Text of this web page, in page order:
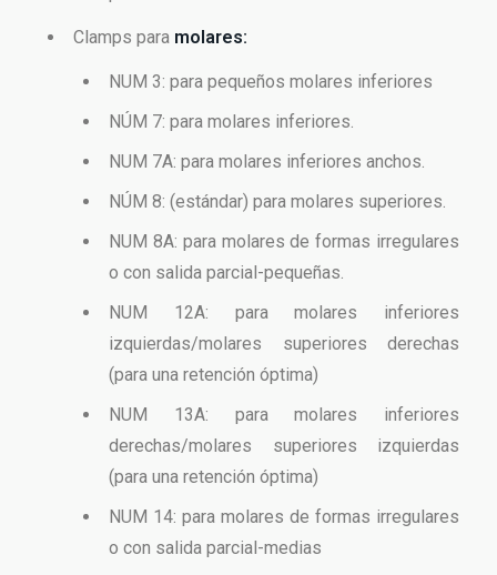
Clamps para molares:
NUM 3: para pequeños molares inferiores
NÚM 7: para molares inferiores.
NUM 7A: para molares inferiores anchos.
NÚM 8: (estándar) para molares superiores.
NUM 8A: para molares de formas irregulares
o con salida parcial-pequeñas.
NUM 12A: para molares inferiores
izquierdas/molares superiores derechas
(para una retención óptima)
NUM 13A: para molares inferiores
derechas/molares superiores izquierdas
(para una retención óptima)
NUM 14: para molares de formas irregulares
o con salida parcial-medias